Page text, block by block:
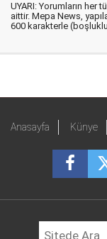
UYARI: Yorumların her
aittir. Mepa News,
600 karakterle (boşluklu)
Anasayfa Künye